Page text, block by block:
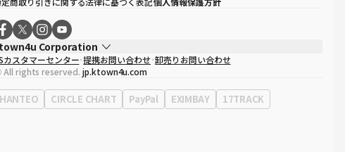
Corporation
取締役
ソン・ヒョミン
業者登録番号120-87-71116
0120-23-7523
務所住所
ソウル特別市江南区永東大路513、3階(三成洞、coex)
カスタマーセンター 提携お問い合わせ 卸売りお問い合わせ
rights reserved. jp.ktown4u.com
HANTEO CIRCLE CHART PayPal EXIMBAY 17TRACK